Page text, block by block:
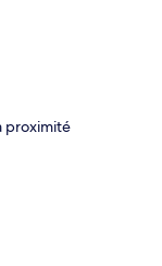
proximité